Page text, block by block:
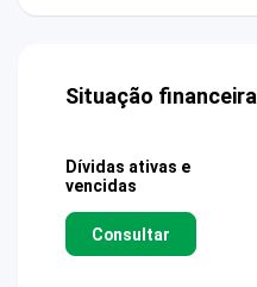
Situação financeira
Dívidas ativas e
vencidas
Consultar